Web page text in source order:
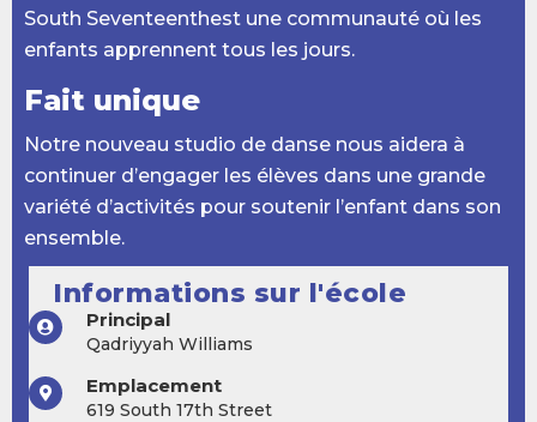
South Seventeenthest une communauté où les
enfants apprennent tous les jours.
Fait unique
Notre nouveau studio de danse nous aidera à
continuer d’engager les élèves dans une grande
variété d’activités pour soutenir l’enfant dans son
ensemble.
Informations sur l'école
Principal
Qadriyyah Williams
Emplacement
619 South 17th Street